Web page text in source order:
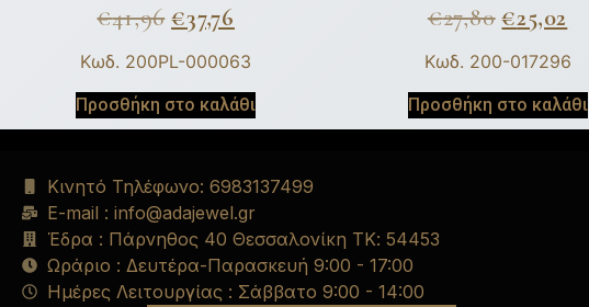
€41,96 €37,76
Κωδ. 200PL-000063
Προσθήκη στο καλάθι
€27,80 €25,02
Κωδ. 200-017296
Προσθήκη στο καλάθι
Κινητό Τηλέφωνο: 6983137499
E-mail : info@adajewel.gr
Έδρα : Πάρνηθος 40 Θεσσαλονίκη ΤΚ: 54453
Ωράριο : Δευτέρα-Παρασκευή 9:00 - 17:00
Ημέρες Λειτουργίας : Σάββατο 9:00 - 14:00